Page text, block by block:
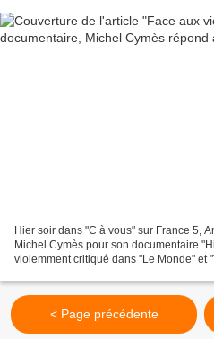
Hier soir dans "C à vous" sur France 5,
Michel Cymès pour son documentaire
violemment critiqué dans "Le Monde" et
< Page précédente